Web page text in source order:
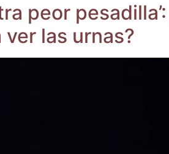
peor
las urnas?